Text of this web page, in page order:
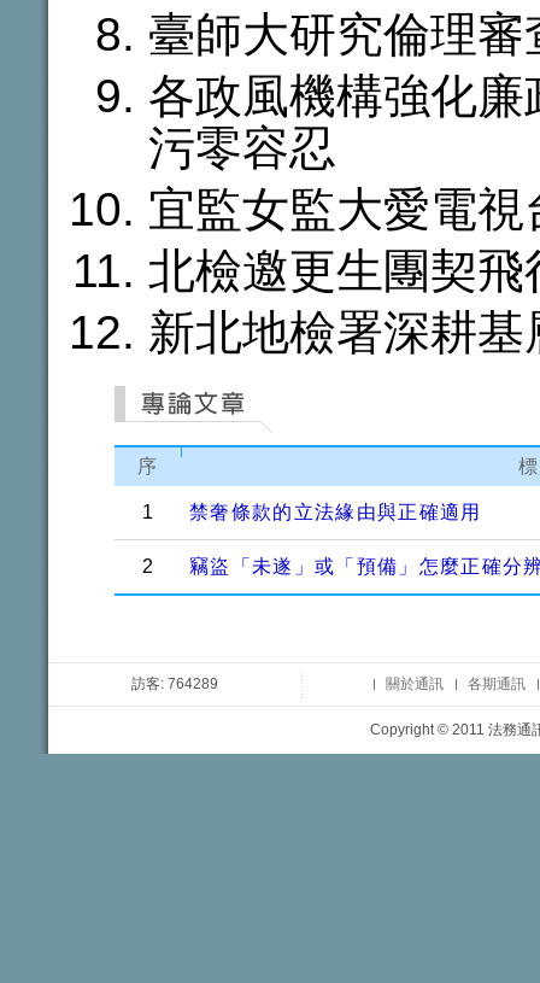
臺師大研究倫理
各政風機構強化
污零容忍
宜監女監大愛電視
北檢邀更生團契
新北地檢署深耕
序
1 禁奢條款的立法緣由與正確適用
2 竊盜「未遂」或「預備」怎麼正確分
訪客: 764289 關於通訊 各期通訊
Copyright © 2011 法務